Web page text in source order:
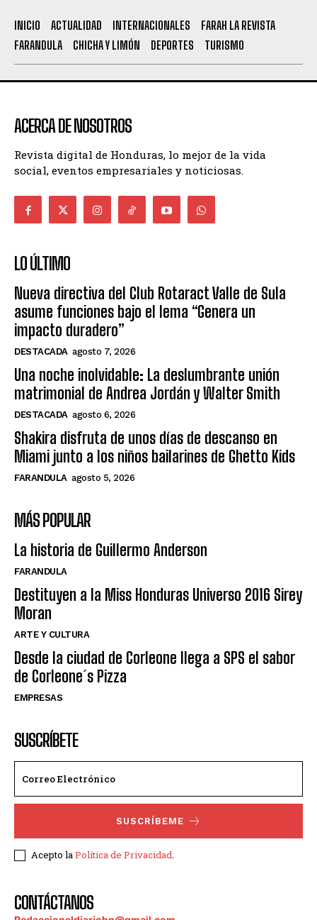
INICIO ACTUALIDAD INTERNACIONALES
FARAH LA REVISTA
FARANDULA
CHICHA Y LIMÓN DEPORTES TURISMO
ACERCA DE NOSOTROS
Revista digital de Honduras, lo mejor de la vida
social, eventos empresariales y noticiosas.
LO ÚLTIMO
Nueva directiva del Club Rotaract Valle de Sula
asume funciones bajo el lema “Genera un
impacto duradero”
DESTACADA agosto 7, 2026
Una noche inolvidable: La deslumbrante unión
matrimonial de Andrea Jordán y Walter Smith
DESTACADA agosto 6, 2026
Shakira disfruta de unos días de descanso en
Miami junto a los niños bailarines de Ghetto Kids
FARANDULA agosto 5, 2026
MÁS POPULAR
La historia de Guillermo Anderson
FARANDULA
Destituyen a la Miss Honduras Universo 2016 Sirey
Moran
ARTE Y CULTURA
Desde la ciudad de Corleone llega a SPS el sabor
de Corleone´s Pizza
EMPRESAS
SUSCRÍBETE
SUSCRÍBEME
Acepto laPolítica de Privacidad.
CONTÁCTANOS